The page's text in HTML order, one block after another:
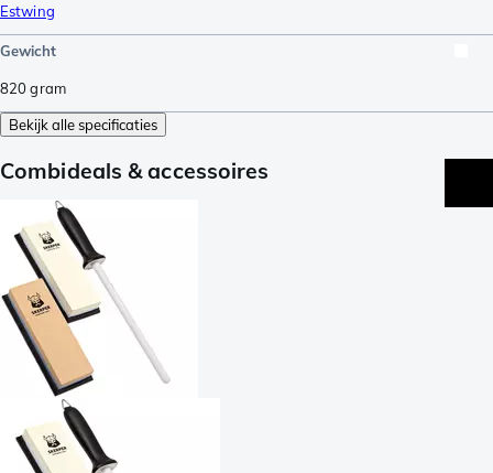
Estwing
Gewicht
820gram
Bekijk alle specificaties
Combideals & accessoires